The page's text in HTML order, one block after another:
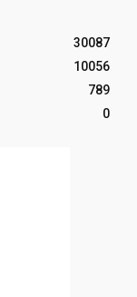
30087
10056
789
0